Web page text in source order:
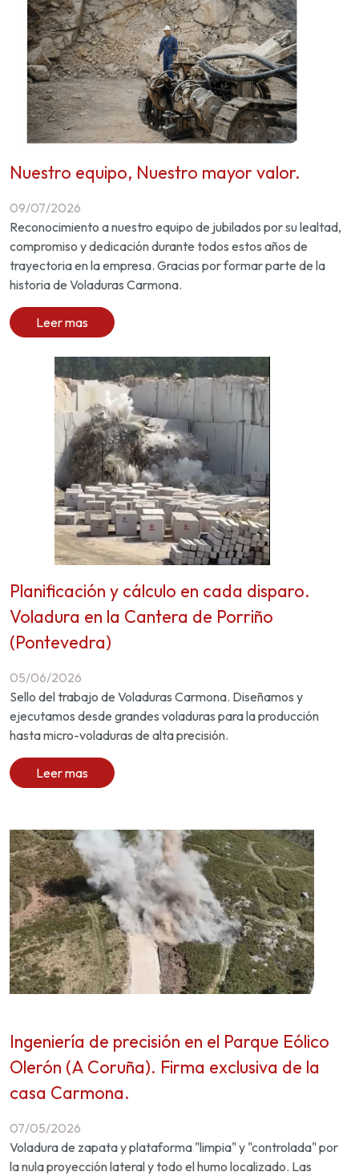
Nuestro equipo, Nuestro mayor valor.
09/07/2026
Reconocimiento a nuestro equipo de jubilados por su lealtad,
compromiso y dedicación durante todos estos años de
trayectoria en la empresa. Gracias por formar parte de la
historia de Voladuras Carmona.
Leer mas
Planificación y cálculo en cada disparo.
Voladura en la Cantera de Porriño
(Pontevedra)
05/06/2026
Sello del trabajo de Voladuras Carmona. Diseñamos y
ejecutamos desde grandes voladuras para la producción
hasta micro-voladuras de alta precisión.
Leer mas
Ingeniería de precisión en el Parque Eólico
Olerón (A Coruña). Firma exclusiva de la
casa Carmona.
07/05/2026
Voladura de zapata y plataforma "limpia" y "controlada" por
la nula proyección lateral y todo el humo localizado. Las